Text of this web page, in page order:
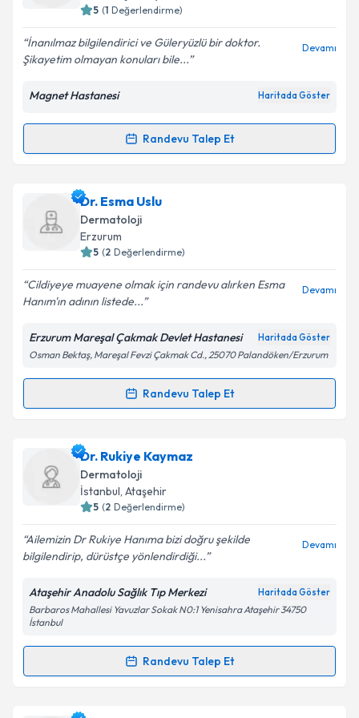
Kişisel verilerimin işlenmesine ilişkin
Aydınlatma
kapsamda işlenmesini kabul ediyorum.
5 (1 Değerlendirme)
İnanılmaz bilgilendirici ve Güleryüzlü bir doktor.
Şikayetim olmayan konuları bile...
Devamı
Magnet Hastanesi Haritada Göster
Randevu Talep Et
Randevu Takvimi Talebi
Dr. Nazif Kürkçüoğlu
oluşturun. Size bu uzmandan randevu almanız için bir
takvim hazırlandığında e-posta ile bilgilendireceğiz.
Kişisel verilerimin işlenmesine ilişkin
Aydınlatma
Metni'ni okudum ve kişisel verilerimin belirtilen
kapsamda işlenmesini kabul ediyorum.
Dr. Esma Uslu
Dermatoloji
Erzurum
5 (2 Değerlendirme)
Cildiyeye muayene olmak için randevu alırken Esma
Hanım'ın adının listede...
Devamı
Erzurum Mareşal Çakmak Devlet Hastanesi Haritada Göster
Osman Bektaş, Mareşal Fevzi Çakmak Cd., 25070 Palandöken/Erzurum
Randevu Talep Et
Randevu Takvimi Talebi
Dr. Esma Usluiçin randevu takvimi talebi oluşturun.
Size bu uzmandan randevu almanız için bir takvim
hazırlandığında e-posta ile bilgilendireceğiz.
Kişisel verilerimin işlenmesine ilişkin
Aydınlatma
Metni'ni okudum ve kişisel verilerimin belirtilen
Takvim Talebini Gönder
Dr. Rukiye Kaymaz
Dermatoloji
İstanbul, Ataşehir
5 (2 Değerlendirme)
Ailemizin Dr Rukiye Hanıma bizi doğru şekilde
bilgilendirip, dürüstçe yönlendirdiği...
Devamı
Ataşehir Anadolu Sağlık Tıp Merkezi Haritada Göster
Barbaros Mahallesi Yavuzlar Sokak N0:1 Yenisahra Ataşehir 34750
İstanbul
Randevu Talep Et
Randevu Takvimi Talebi